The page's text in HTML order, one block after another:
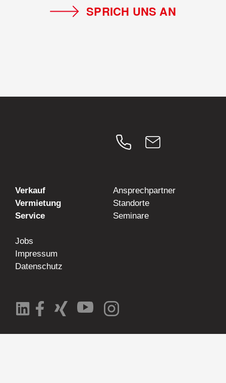
SPRICH UNS AN
Verkauf
Vermietung
Service
Ansprechpartner
Standorte
Seminare
Jobs
Impressum
Datenschutz